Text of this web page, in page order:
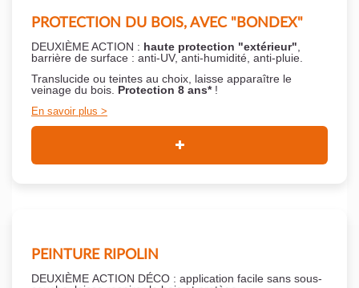
PROTECTION DU BOIS, AVEC "BONDEX"
DEUXIÈME ACTION : haute protection "extérieur"
barrière de surface : anti-UV, anti-humidité, anti-pluie.
Translucide ou teintes au choix, laisse apparaître le
veinage du bois. Protection 8 ans*!
En savoir plus
PEINTURE RIPOLIN
DEUXIÈME ACTION DÉCO : application facile sans sous-